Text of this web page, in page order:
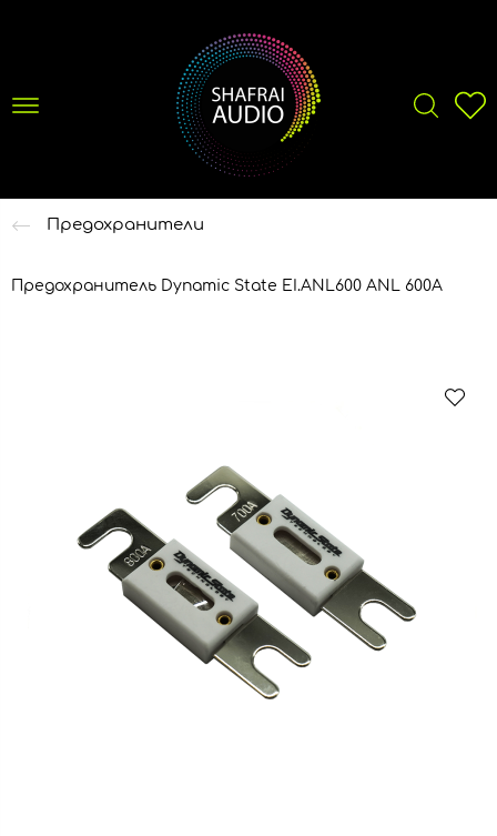
Предохранители
Предохранитель Dynamic State EI.ANL600 ANL 600А